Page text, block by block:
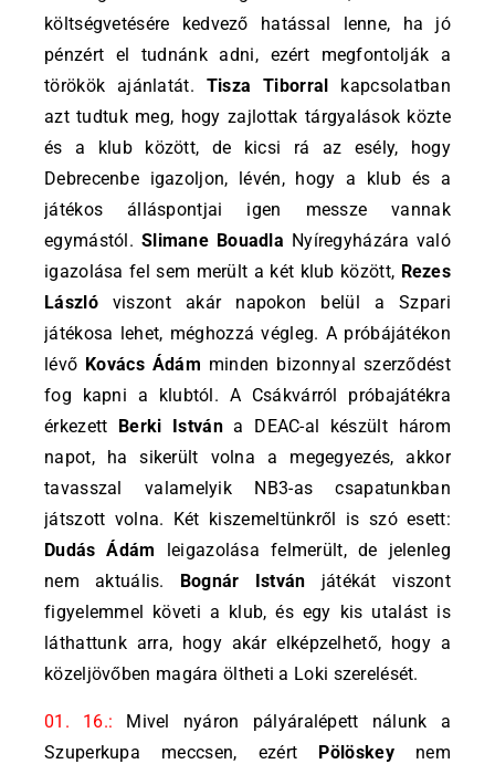
költségvetésére kedvező hatással lenne, ha jó
pénzért el tudnánk adni, ezért megfontolják a
törökök ajánlatát. Tisza Tiborral kapcsolatban
azt tudtuk meg, hogy zajlottak tárgyalások közte
és a klub között, de kicsi rá az esély, hogy
Debrecenbe igazoljon, lévén, hogy a klub és a
játékos álláspontjai igen messze vannak
egymástól. Slimane Bouadla Nyíregyházára való
igazolása fel sem merült a két klub között, Rezes
Lászlóviszont akár napokon belül a Szpari
játékosa lehet, méghozzá végleg. A próbájátékon
lévő Kovács Ádám minden bizonnyal szerződést
fog kapni a klubtól. A Csákvárról próbajátékra
érkezett Berki Istvána DEAC-al készült három
napot, ha sikerült volna a megegyezés, akkor
tavasszal valamelyik NB3-as csapatunkban
játszott volna. Két kiszemeltünkről is szó esett:
Dudás Ádám leigazolása felmerült, de jelenleg
nem aktuális. Bognár István játékát viszont
figyelemmel követi a klub, és egy kis utalást is
láthattunk arra, hogy akár elképzelhető, hogy a
közeljövőben magára öltheti a Loki szerelését.
01. 16.: Mivel nyáron pályáralépett nálunk a
Szuperkupa meccsen, ezért Pölöskey nem